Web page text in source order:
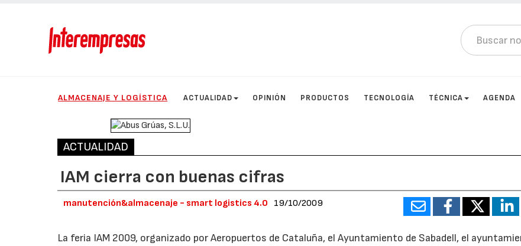
ALMACENAJE Y LOGÍSTICA ACTUALIDAD OPINIÓN PRODUCTOS TECNOLOGÍA TÉCNICA AGENDA
ACTUALIDAD
IAM cierra con buenas cifras
manutención&almacenaje - smart logistics 4.0 19/10/2009
La feria IAM 2009, organizado por Aeropuertos de Cataluña, el Ayuntamiento de Sabadell, el